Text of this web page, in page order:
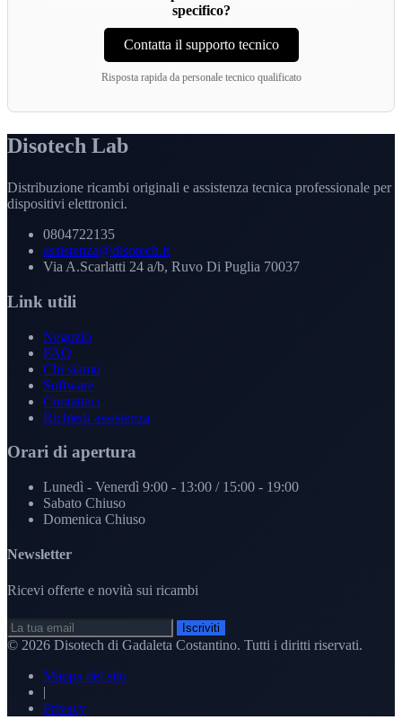
specifico?
Contatta il supporto tecnico
Risposta rapida da personale tecnico qualificato
Disotech Lab
Distribuzione ricambi originali e assistenza tecnica professionale per
dispositivi elettronici.
0804722135
assistenza@disotech.it
Via A.Scarlatti 24 a/b, Ruvo Di Puglia 70037
Link utili
Negozio
FAQ
Chi siamo
Software
Contattaci
Richiedi assistenza
Orari di apertura
Lunedì - Venerdì 9:00 - 13:00 / 15:00 - 19:00
Sabato Chiuso
Domenica Chiuso
Newsletter
Ricevi offerte e novità sui ricambi
Iscriviti
© 2026 Disotech di Gadaleta Costantino. Tutti i diritti riservati.
Mappa del sito
|
Privacy